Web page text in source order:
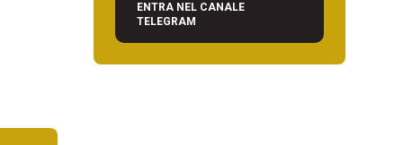
ENTRA NEL CANALE
TELEGRAM